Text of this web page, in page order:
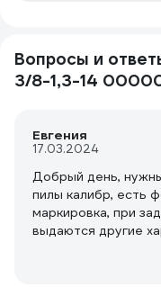
Вопросы и
3/8-1,3-14
Евгения
17.03.2024
Добрый день,
пилы калибр, есть
маркировка, при
выдаются другие